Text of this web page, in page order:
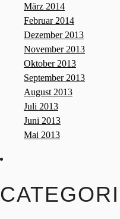
März 2014
Februar 2014
Dezember 2013
November 2013
Oktober 2013
September 2013
August 2013
Juli 2013
Juni 2013
Mai 2013